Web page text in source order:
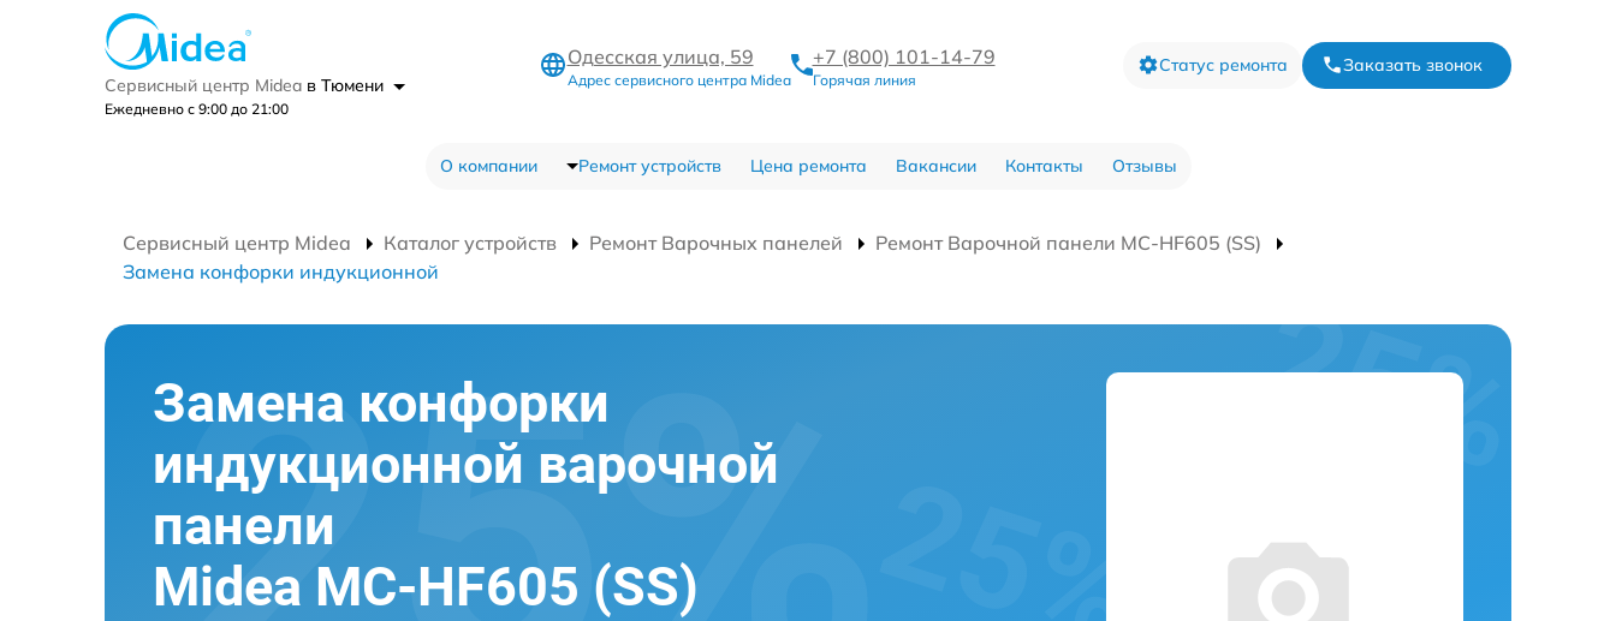
Сервисный центр Midea в Тюмени
Ежедневно с 9:00 до 21:00
Одесская улица, 59
Адрес сервисного центра Midea
+7 (800) 101-14-79
Горячая линия
Статус ремонта Заказать звонок
О компании Ремонт устройств Цена ремонта Вакансии Контакты Отзывы
Сервисный центр Midea Каталог устройств Ремонт Варочных панелей
Ремонт Варочной панели MC-HF605 (SS)
Замена конфорки индукционной
Замена конфорки
индукционной варочной
панели
Midea MC-HF605 (SS)